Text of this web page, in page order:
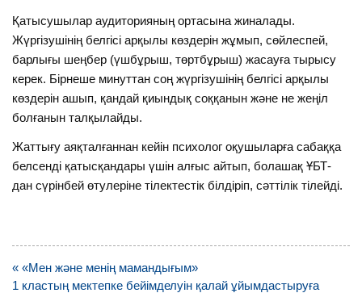
Қатысушылар аудиторияның ортасына жиналады.
Жүргізушінің белгісі арқылы көздерін жұмып, сөйлеспей,
барлығы шеңбер (үшбұрыш, төртбұрыш) жасауға тырысу
керек. Бірнеше минуттан соң жүргізушінің белгісі арқылы
көздерін ашып, қандай қиындық соққанын және не жеңіл
болғанын талқылайды.
Жаттығу аяқталғаннан кейін психолог оқушыларға сабаққа
белсенді қатысқандары үшін алғыс айтып, болашақ ҰБТ-
дан сүрінбей өтулеріне тілектестік білдіріп, сәттілік тілейді.
Навигация
по
« «Мен және менің мамандығым»
1 кластың мектепке бейімделуін қалай ұйымдастыруға